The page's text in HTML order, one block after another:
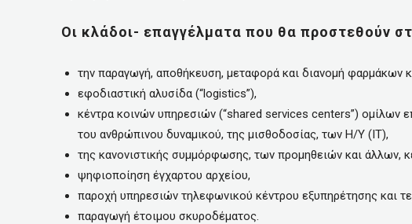
Οι κλάδοι- επαγγέλματα που θα προστεθούν
την παραγωγή, αποθήκευση, μεταφορά και διανομή φαρμάκων
εφοδιαστική αλυσίδα (“logistics”),
κέντρα κοινών υπηρεσιών (“shared services centers”) ομίλων
του ανθρώπινου δυναμικού, της μισθοδοσίας, των Η/Υ (ΙΤ),
της κανονιστικής συμμόρφωσης, των προμηθειών και άλλων,
ψηφιοποίηση έγχαρτου αρχείου,
παροχή υπηρεσιών τηλεφωνικού κέντρου εξυπηρέτησης και
παραγωγή έτοιμου σκυροδέματος.